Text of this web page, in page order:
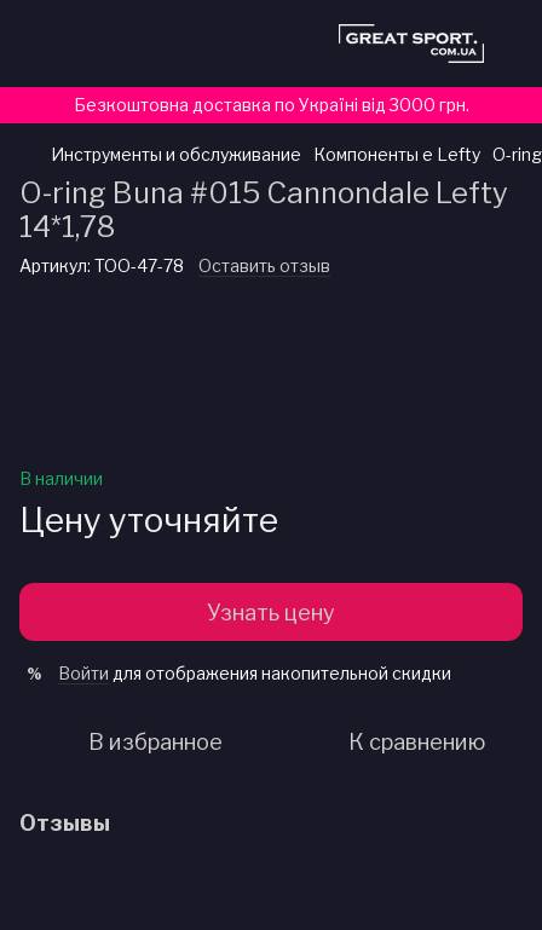
Безкоштовна доставка по Україні від 3000 грн.
Инструменты и обслуживание Компоненты e Lefty O-
O-ring Buna #015 Cannondale Lefty
14*1,78
Артикул: TOO-47-78 Оставить отзыв
В наличии
Цену уточняйте
Узнать цену
% Войти для отображения накопительной скидки
В избранное К сравнению
Отзывы